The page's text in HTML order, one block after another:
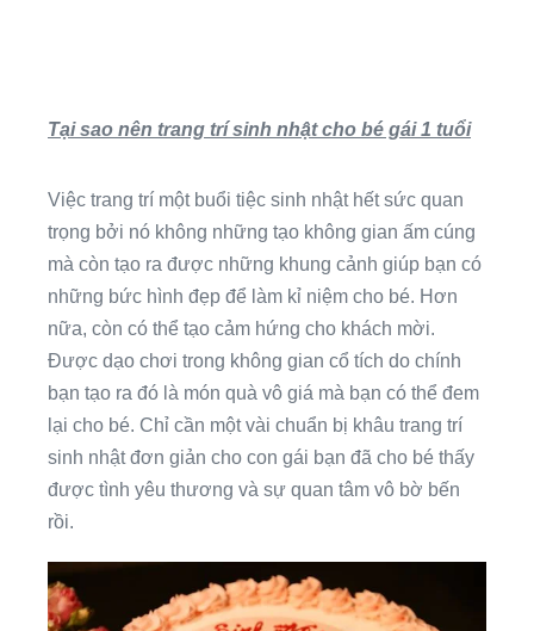
Tại sao nên trang trí sinh nhật cho bé gái 1 tuổi
Việc trang trí một buổi tiệc sinh nhật hết sức quan
trọng bởi nó không những tạo không gian ấm cúng
mà còn tạo ra được những khung cảnh giúp bạn có
những bức hình đẹp để làm kỉ niệm cho bé. Hơn
nữa, còn có thể tạo cảm hứng cho khách mời.
Được dạo chơi trong không gian cổ tích do chính
bạn tạo ra đó là món quà vô giá mà bạn có thể đem
lại cho bé. Chỉ cần một vài chuẩn bị khâu trang trí
sinh nhật đơn giản cho con gái bạn đã cho bé thấy
được tình yêu thương và sự quan tâm vô bờ bến
rồi.